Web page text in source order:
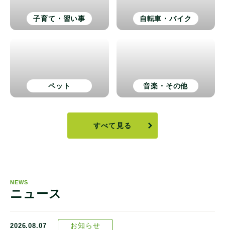
子育て・習い事 自転車・バイク
ペット 音楽・その他
すべて見る
NEWS
ニュース
2026.08.07 お知らせ